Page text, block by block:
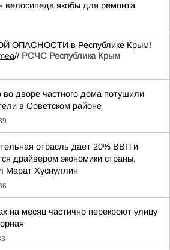
велосипеда якобы для ремонта
ОПАСНОСТИ в Республике Крым!
// РСЧС Республика Крым
во дворе частного дома потушили
в Советском районе
отрасль дает 20% ВВП и
драйвером экономики страны,
Марат Хуснуллин
на месяц частично перекроют улицу